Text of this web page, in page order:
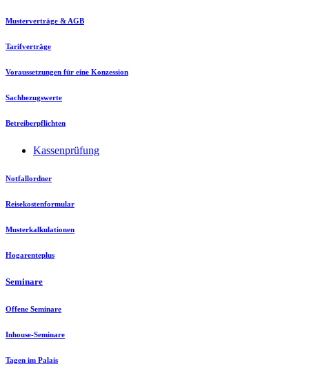
Musterverträge & AGB
Tarifverträge
Voraussetzungen für eine Konzession
Sachbezugswerte
Betreiberpflichten
Kassenprüfung
Notfallordner
Reisekostenformular
Musterkalkulationen
Hogarenteplus
Seminare
Offene Seminare
Inhouse-Seminare
Tagen im Palais